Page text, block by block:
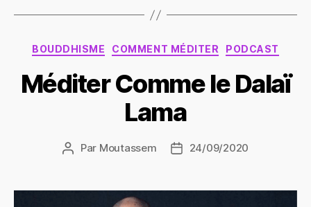
Catégories
BOUDDHISME COMMENT MÉDITER PODCAST
Méditer Comme le Dalaï
Lama
Auteur
Par Moutassem
Date24/09/2020